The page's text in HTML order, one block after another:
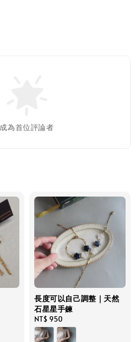
成為首位評論者
長度可以自己調整｜天然
石星星手鍊
Regular
price
NT$ 950